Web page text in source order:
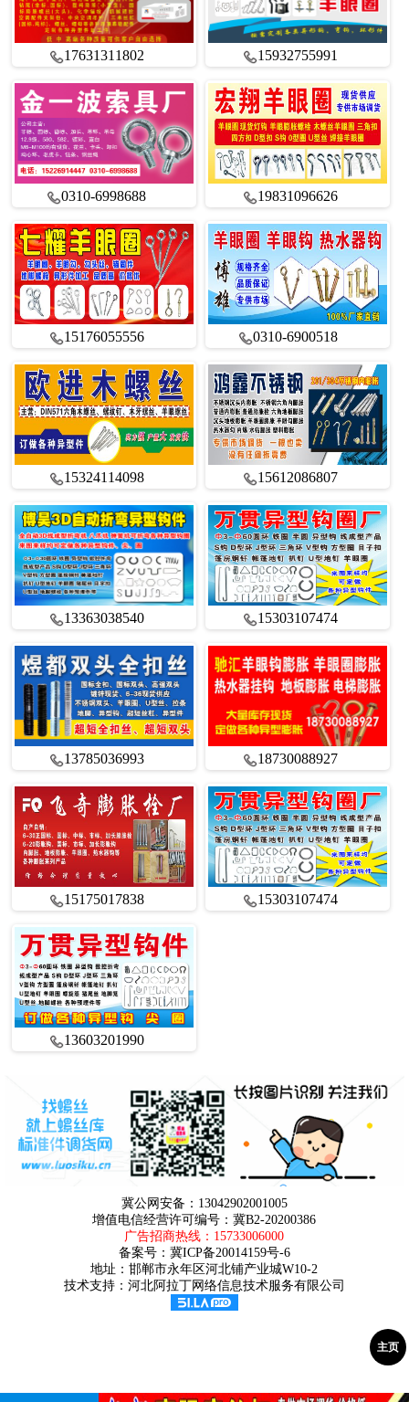
17631311802 15932755991
0310-6998688 19831096626
15176055556 0310-6900518
15324114098 15612086807
13363038540 15303107474
13785036993 18730088927
15175017838 15303107474
13603201990
冀公网安备：13042902001005
增值电信经营许可编号：冀B2-20200386
广告招商热线： 15733006000
备案号： 冀ICP备20014159号-6
地址：邯郸市永年区河北铺产业城W10-2
技术支持：河北阿拉丁网络信息技术服务有限公司
主页